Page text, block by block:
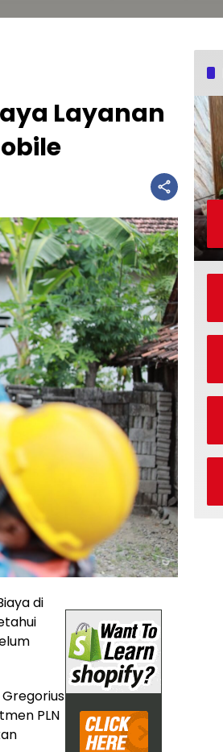
Layanan
di
Gregorius
PLN